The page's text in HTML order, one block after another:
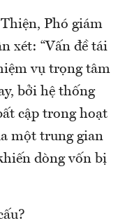
Phó giám
xét: “Vấn đề tái
vụ trọng tâm
bởi hệ thống
cập trong hoạt
một trung gian
dòng vốn bị